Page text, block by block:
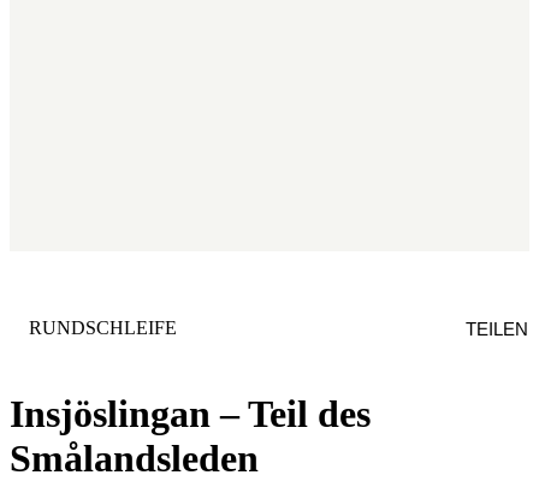
Insjöslingan – Teil des
Smålandsleden
KATEGORIE:
RUNDSCHLEIFE TEILEN